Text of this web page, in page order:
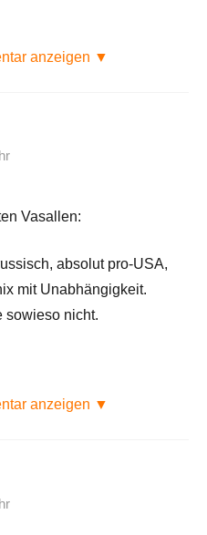
anzeigen ▼
Vasallen:
absolut pro-USA,
mit Unabhängigkeit.
sowieso nicht.
anzeigen ▼